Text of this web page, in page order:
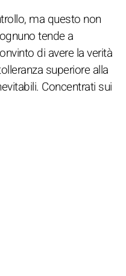
ma questo non
tende a
di avere la verità
superiore alla
Concentrati sui